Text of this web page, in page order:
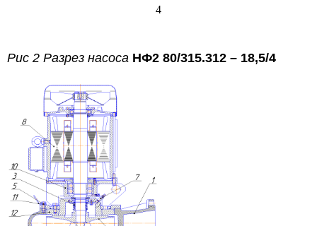
4
Рис 2 Разрез насоса НФ2 80/315.312 – 18,5/4